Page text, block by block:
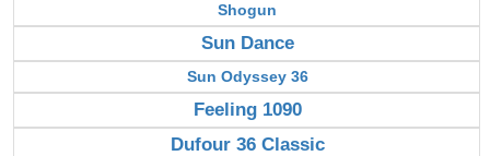
Shogun
Sun Dance
Sun Odyssey 36
Feeling 1090
Dufour 36 Classic